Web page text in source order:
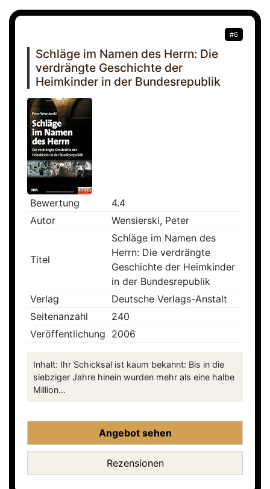
#6
Schläge im Namen des Herrn: Die
verdrängte Geschichte der
Heimkinder in der Bundesrepublik
Bewertung
4.4
Autor
Wensierski, Peter
Titel
Schläge im Namen des
Herrn: Die verdrängte
Geschichte der Heimkinder
in der Bundesrepublik
Verlag
Deutsche Verlags-Anstalt
Seitenanzahl
240
Veröffentlichung 2006
Inhalt: Ihr Schicksal ist kaum bekannt: Bis in die
siebziger Jahre hinein wurden mehr als eine halbe
Million...
Angebot sehen
Rezensionen